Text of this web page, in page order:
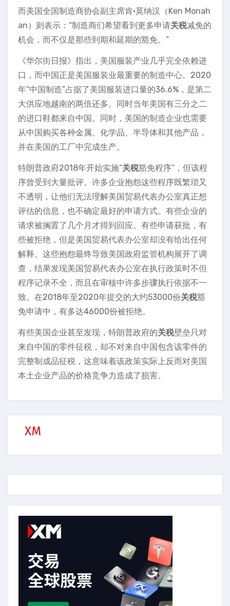
而美国全国制造商协会副主席肯·莫纳汉（Ken Monah
an）则表示：“制造商们希望看到更多申请关税减免的
机会，而不仅是那些到期和延期的豁免。”
《华尔街日报》指出，美国服装产业几乎完全依赖进
口，而中国正是美国服装业最重要的制造中心。2020
年“中国制造”占据了美国服装进口量的36.6%，是第二
大供应地越南的两倍还多。同时当年美国有三分之二
的进口鞋都来自中国。同时，美国的制造企业也需要
从中国购买各种金属、化学品、半导体和其他产品，
并在美国的工厂中完成生产。
特朗普政府2018年开始实施“关税豁免程序”，但该程
序曾受到大量批评。许多企业抱怨这些程序既繁琐又
不透明，让他们无法理解美国贸易代表办公室真正想
评估的信息，也不确定最好的申请方式。有些企业的
请求被搁置了几个月才得到回应。有些申请获批，有
些被拒绝，但是美国贸易代表办公室却没有给出任何
解释。这些抱怨最终导致美国政府监管机构展开了调
查，结果发现美国贸易代表办公室在执行政策时不但
程序记录不全，而且在审核中许多步骤执行依据不一
致。在2018年至2020年提交的大约53000份关税豁
免申请中，有多达46000份被拒绝。
有些美国企业甚至发现，特朗普政府的关税壁垒只对
来自中国的零件征税，却不对来自中国包含该零件的
完整制成品征税，这意味着该政策实际上反而对美国
本土企业产品的价格竞争力造成了损害。
XM